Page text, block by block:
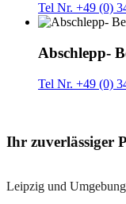
Tel Nr. +49 (0)
Abschlepp-
Tel Nr. +49 (0)
Ihr zuverlässiger
Leipzig und Umgebung